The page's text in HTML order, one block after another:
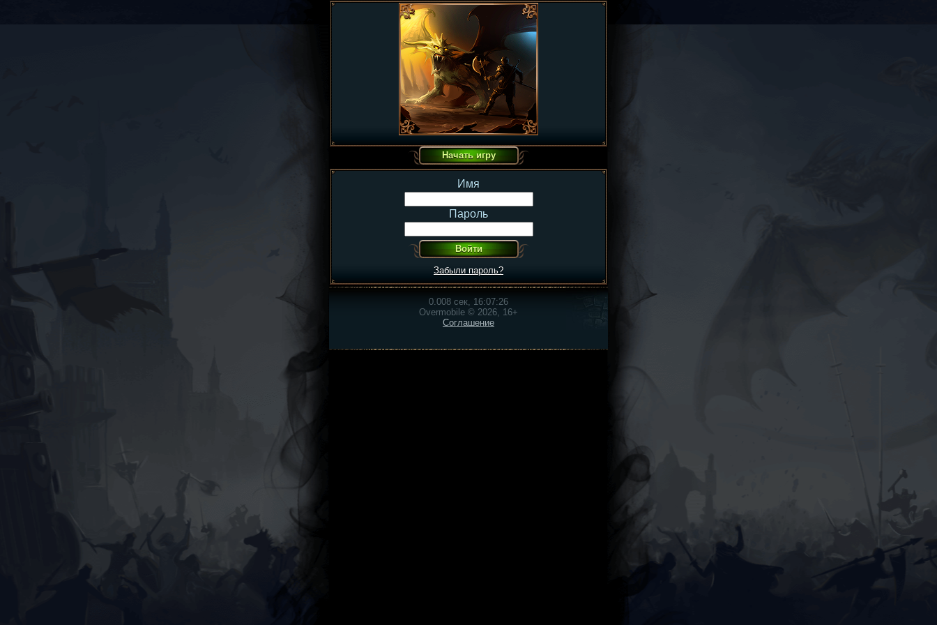
Имя
Пароль
Забыли пароль?
0.008 сек, 16:07:26
Overmobile © 2026, 16+
Соглашение